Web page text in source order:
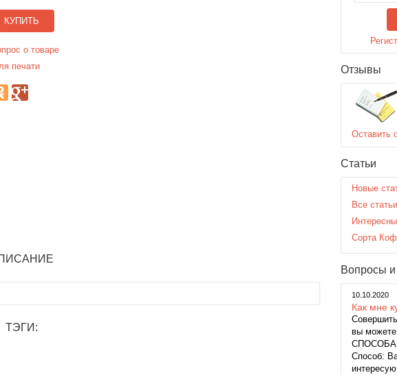
КУПИТЬ
о товаре
печати
ТЭГИ:
Отзывы
Оставить
Статьи
Новые
Все статьи
Сорта
Вопросы и
10.10.2020
Как мне
вы можете
СПОСОБА
Способ: